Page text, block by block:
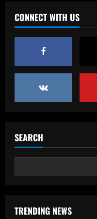
CONNECT WITH US
SEARCH
TRENDING NEWS
'F off
rip at
12/
12/
ace